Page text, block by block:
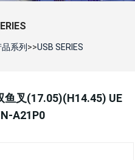
品系列 >>USB SERIES
鱼叉(17.05)(H14.45) UE
A21P0